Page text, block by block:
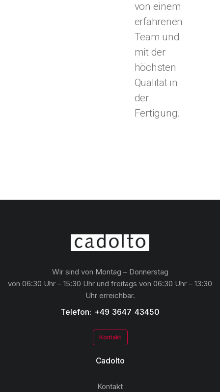
von einem
erfahrenen
Team und
mit der
höchsten
Qualität in
der
Fertigung.
Wir sind von Montag – Donnerstag
von 06:30 Uhr – 15:30 Uhr und freitags von 06:30 Uhr – 13:30
Uhr erreichbar.
Telefon: +49 3647 43450
Kontakt
Cadolto
Kontakt